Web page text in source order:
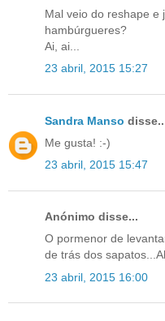
Mal veio do reshape e
hambúrgueres?
Ai, ai...
23 abril, 2015 15:27
Sandra Manso
Me gusta! :-)
23 abril, 2015 15:47
Anónimo disse...
O pormenor de
de trás dos
23 abril, 2015 16:00